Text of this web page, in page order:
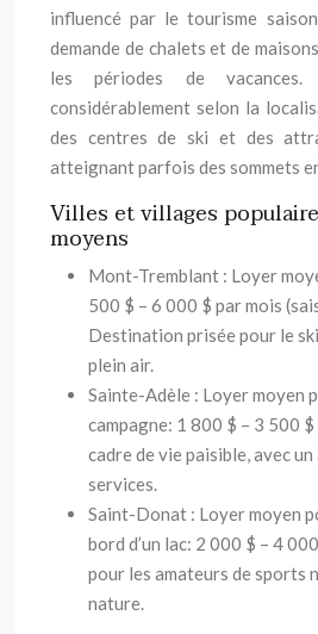
influencé par le tourisme
demande de chalets et de
les périodes de
considérablement selon la
des centres de ski et des
atteignant parfois des sommets
Villes et villages
moyens
Mont-Tremblant : Loyer
500 $ – 6 000 $ par mois
Destination prisée pour le
plein air.
Sainte-Adèle : Loyer moyen
campagne: 1 800 $ – 3 500
cadre de vie paisible, avec
services.
Saint-Donat : Loyer moyen
bord d’un lac: 2 000 $ – 4
pour les amateurs de sports
nature.